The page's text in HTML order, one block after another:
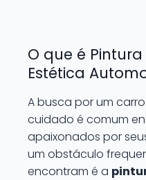
O que é
Estética
A busca por um
cuidado é comum
apaixonados por
um obstáculo
encontram é a